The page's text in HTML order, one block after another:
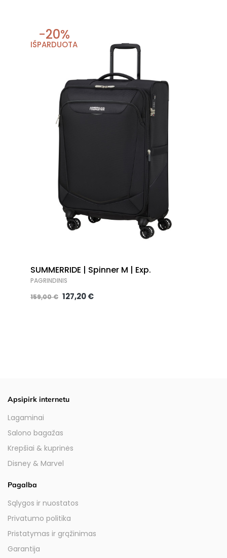
−20%
IŠPARDUOTA
SUMMERRIDE | Spinner M | Exp.
PAGRINDINIS
159,00 € 127,20 €
Apsipirk internetu
Lagaminai
Salono bagažas
Krepšiai & kuprinės
Disney & Marvel
Pagalba
Sąlygos ir nuostatos
Privatumo politika
Pristatymas ir grąžinimas
Garantija